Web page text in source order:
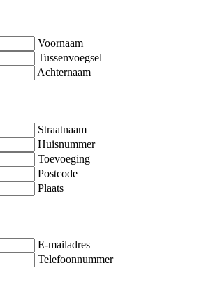
Voornaam
Tussenvoegsel
Achternaam
Straatnaam
Huisnummer
Toevoeging
Postcode
Plaats
E-mailadres
Telefoonnummer